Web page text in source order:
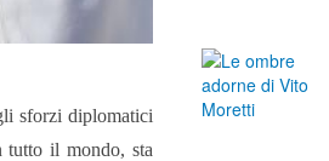
sforzi diplomatici
tutto il mondo, sta